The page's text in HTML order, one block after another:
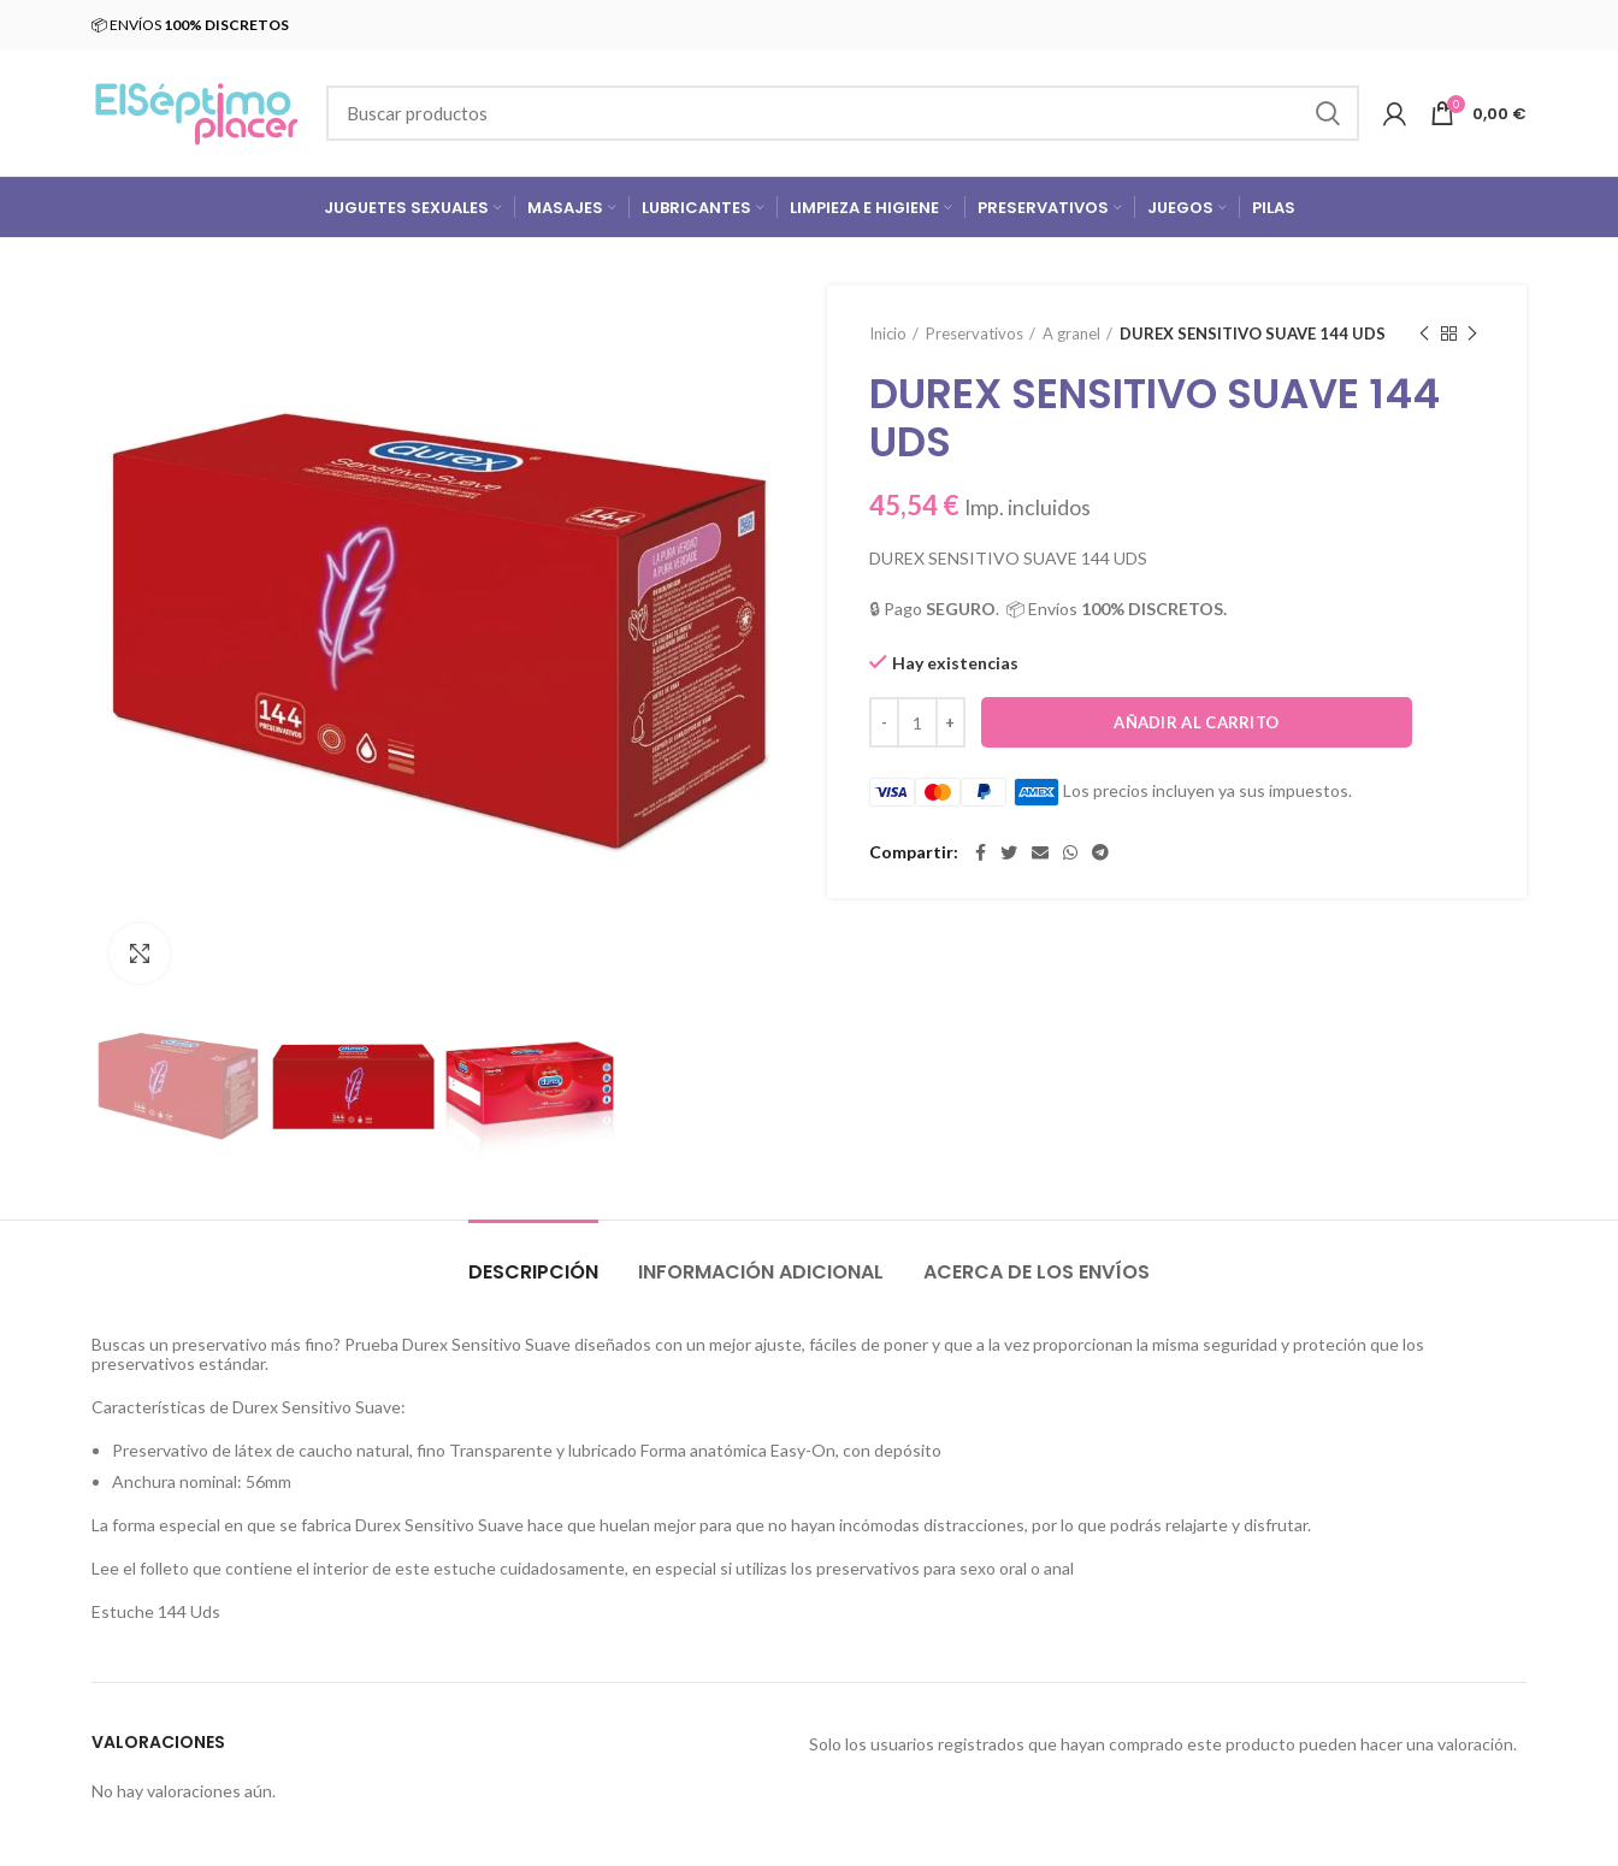
📦 ENVÍOS 100% DISCRETOS
0 0,00 €
JUGUETES SEXUALES MASAJES LUBRICANTES LIMPIEZA E HIGIENE PRESERVATIVOS JUEGOS PILAS
Inicio Preservativos A granel DUREX SENSITIVO SUAVE 144 UDS
DUREX SENSITIVO SUAVE 144
UDS
45,54€ Imp. incluidos
DUREX SENSITIVO SUAVE 144 UDS
🔒 Pago SEGURO. 📦 Envíos 100% DISCRETOS.
Hay existencias
AÑADIR AL CARRITO
Los precios incluyen ya sus impuestos.
Compartir
DESCRIPCIÓN INFORMACIÓN ADICIONAL ACERCA DE LOS ENVÍOS
Buscas un preservativo más fino? Prueba Durex Sensitivo Suave diseñados con un mejor ajuste, fáciles de poner y que a la vez proporcionan la misma seguridad y proteción que los
preservativos estándar.
Características de Durex Sensitivo Suave:
Preservativo de látex de caucho natural, fino Transparente y lubricado Forma anatómica Easy-On, con depósito
Anchura nominal: 56mm
La forma especial en que se fabrica Durex Sensitivo Suave hace que huelan mejor para que no hayan incómodas distracciones, por lo que podrás relajarte y disfrutar.
Lee el folleto que contiene el interior de este estuche cuidadosamente, en especial si utilizas los preservativos para sexo oral o anal
Estuche 144 Uds
VALORACIONES
No hay valoraciones aún.
Solo los usuarios registrados que hayan comprado este producto pueden hacer una valoración.